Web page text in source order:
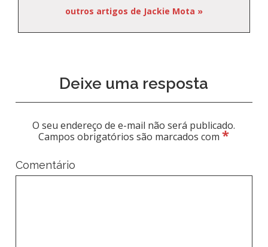
outros artigos de Jackie Mota »
Deixe uma resposta
O seu endereço de e-mail não será publicado.
Campos obrigatórios são marcados com*
Comentário